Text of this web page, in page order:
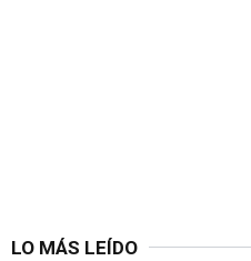
LO MÁS LEÍDO